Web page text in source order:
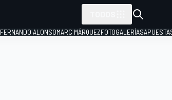
FERNANDO ALONSOMARC MÁRQUEZFOTOGALERÍAS